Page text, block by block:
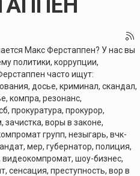
Макс Ферстаппен? У нас вы
политики, коррупции,
часто ищут:
досье, криминал, скандал,
компра, резонанс,
прокуратура, прокурор,
зачистка, воры в законе,
групп, незыгарь, вчк-
мер, губернатор, полиция,
видеокомпромат, шоу-бизнес,
сенсация, преступность, вор в